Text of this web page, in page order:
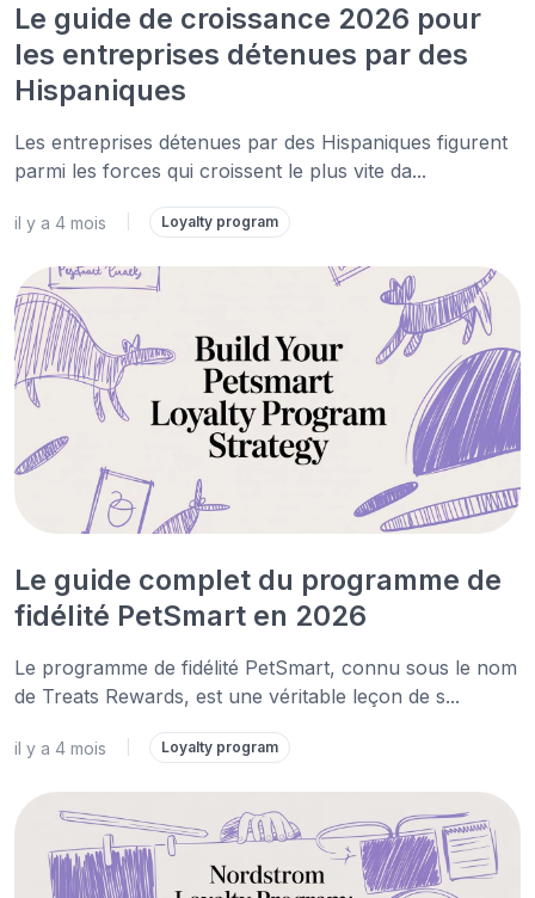
Le guide de croissance 2026 pour
les entreprises détenues par des
Hispaniques
Les entreprises détenues par des Hispaniques figurent
parmi les forces qui croissent le plus vite da...
il y a 4 mois Loyalty program
Le guide complet du programme de
fidélité PetSmart en 2026
Le programme de fidélité PetSmart, connu sous le nom
de Treats Rewards, est une véritable leçon de s...
il y a 4 mois Loyalty program